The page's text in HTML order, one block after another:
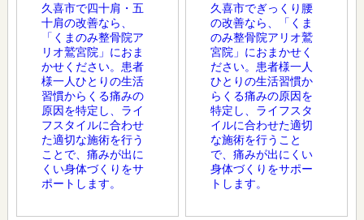
久喜市で四十肩・五
十肩の改善なら、
「くまのみ整骨院ア
リオ鷲宮院」におま
かせください。患者
様一人ひとりの生活
習慣からくる痛みの
原因を特定し、ライ
フスタイルに合わせ
た適切な施術を行う
ことで、痛みが出に
くい身体づくりをサ
ポートします。
久喜市でぎっくり腰
の改善なら、「くま
のみ整骨院アリオ鷲
宮院」におまかせく
ださい。患者様一人
ひとりの生活習慣か
らくる痛みの原因を
特定し、ライフスタ
イルに合わせた適切
な施術を行うこと
で、痛みが出にくい
身体づくりをサポー
トします。